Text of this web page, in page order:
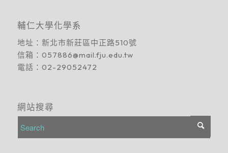
輔仁大學化學系
地址： 新北市新莊區中正路510號
信箱： 057886@mail.fju.edu.tw
電話： 02-29052472
網站搜尋